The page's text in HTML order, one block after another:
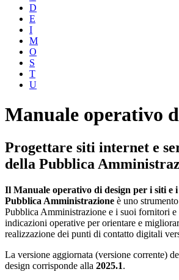
D
E
I
M
O
S
T
U
Manuale operativo
Progettare siti internet e
della Pubblica
Il Manuale operativo di design per i siti e
Pubblica Amministrazione è uno
Pubblica Amministrazione e i suoi fornitori
indicazioni operative per orientare e
realizzazione dei punti di contatto digitali
La versione aggiornata (versione corrente)
design corrisponde alla 2025.1.